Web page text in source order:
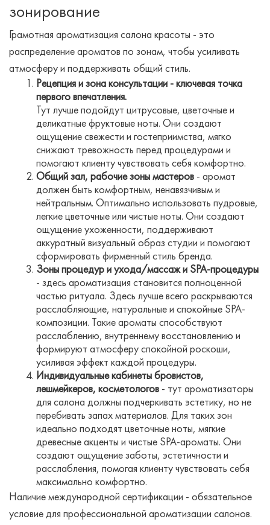
зонирование
Грамотная ароматизация салона красоты - это
распределение ароматов по зонам, чтобы усиливать
атмосферу и поддерживать общий стиль.
Рецепция и зона консультации - ключевая точка
первого впечатления.
Тут лучше подойдут цитрусовые, цветочные и
деликатные фруктовые ноты. Они создают
ощущение свежести и гостеприимства, мягко
снижают тревожность перед процедурами и
помогают клиенту чувствовать себя комфортно.
Общий зал, рабочие зоны мастеров - аромат
должен быть комфортным, ненавязчивым и
нейтральным. Оптимально использовать пудровые,
легкие цветочные или чистые ноты. Они создают
ощущение ухоженности, поддерживают
аккуратный визуальный образ студии и помогают
сформировать фирменный стиль бренда.
Зоны процедур и ухода/массаж и SPA-процедуры
- здесь ароматизация становится полноценной
частью ритуала. Здесь лучше всего раскрываются
расслабляющие, натуральные и спокойные SPA-
композиции. Такие ароматы способствуют
расслаблению, внутреннему восстановлению и
формируют атмосферу спокойной роскоши,
усиливая эффект каждой процедуры.
Индивидуальные кабинеты бровистов,
лешмейкеров, косметологов - тут ароматизаторы
для салона должны подчеркивать эстетику, но не
перебивать запах материалов. Для таких зон
идеально подходят цветочные ноты, мягкие
древесные акценты и чистые SPA-ароматы. Они
создают ощущение заботы, эстетичности и
расслабления, помогая клиенту чувствовать себя
максимально комфортно.
Наличие международной сертификации - обязательное
условие для профессиональной ароматизации салонов.